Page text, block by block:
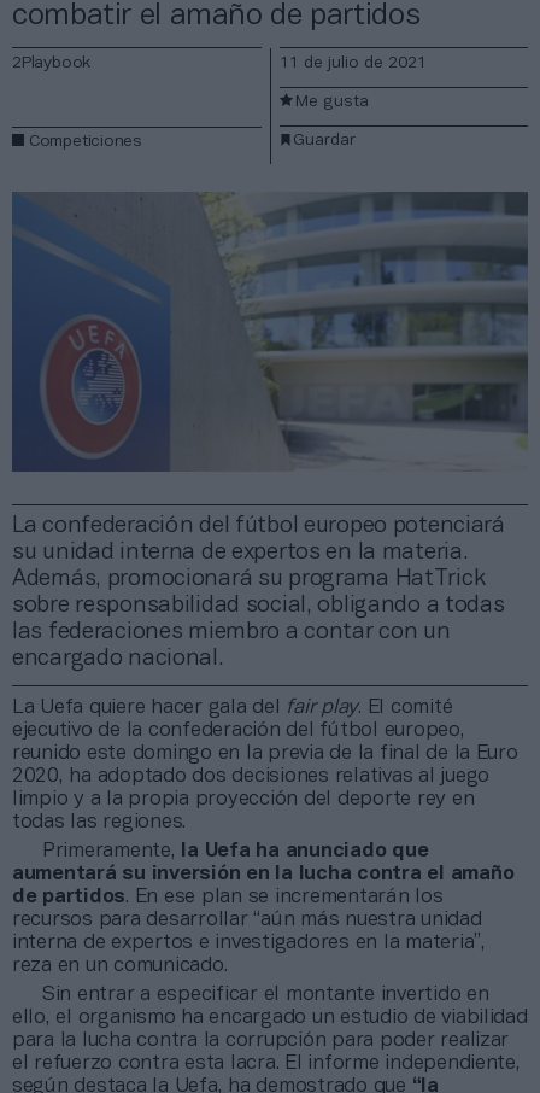
combatir el amaño de partidos
La confederación del fútbol europeo potenciará
su unidad interna de expertos en la materia.
Además, promocionará su programa HatTrick
sobre responsabilidad social, obligando a todas
las federaciones miembro a contar con un
encargado nacional.
2Playbook
Competiciones
11 de julio de 2021
Guardar
Me gusta
La Uefa quiere hacer gala del fair play. El comité
ejecutivo de la confederación del fútbol europeo,
reunido este domingo en la previa de la final de la Euro
2020, ha adoptado dos decisiones relativas al juego
limpio y a la propia proyección del deporte rey en
todas las regiones.
Primeramente,
la Uefa ha anunciado que
aumentará su inversión en la lucha contra el amaño
de partidos. En ese plan se incrementarán los
recursos para desarrollar “aún más nuestra unidad
interna de expertos e investigadores en la materia”,
reza en un comunicado.
Sin entrar a especificar el montante invertido en
ello, el organismo ha encargado un estudio de viabilidad
para la lucha contra la corrupción para poder realizar
el refuerzo contra esta lacra. El informe independiente,
según destaca la Uefa, ha demostrado que “la